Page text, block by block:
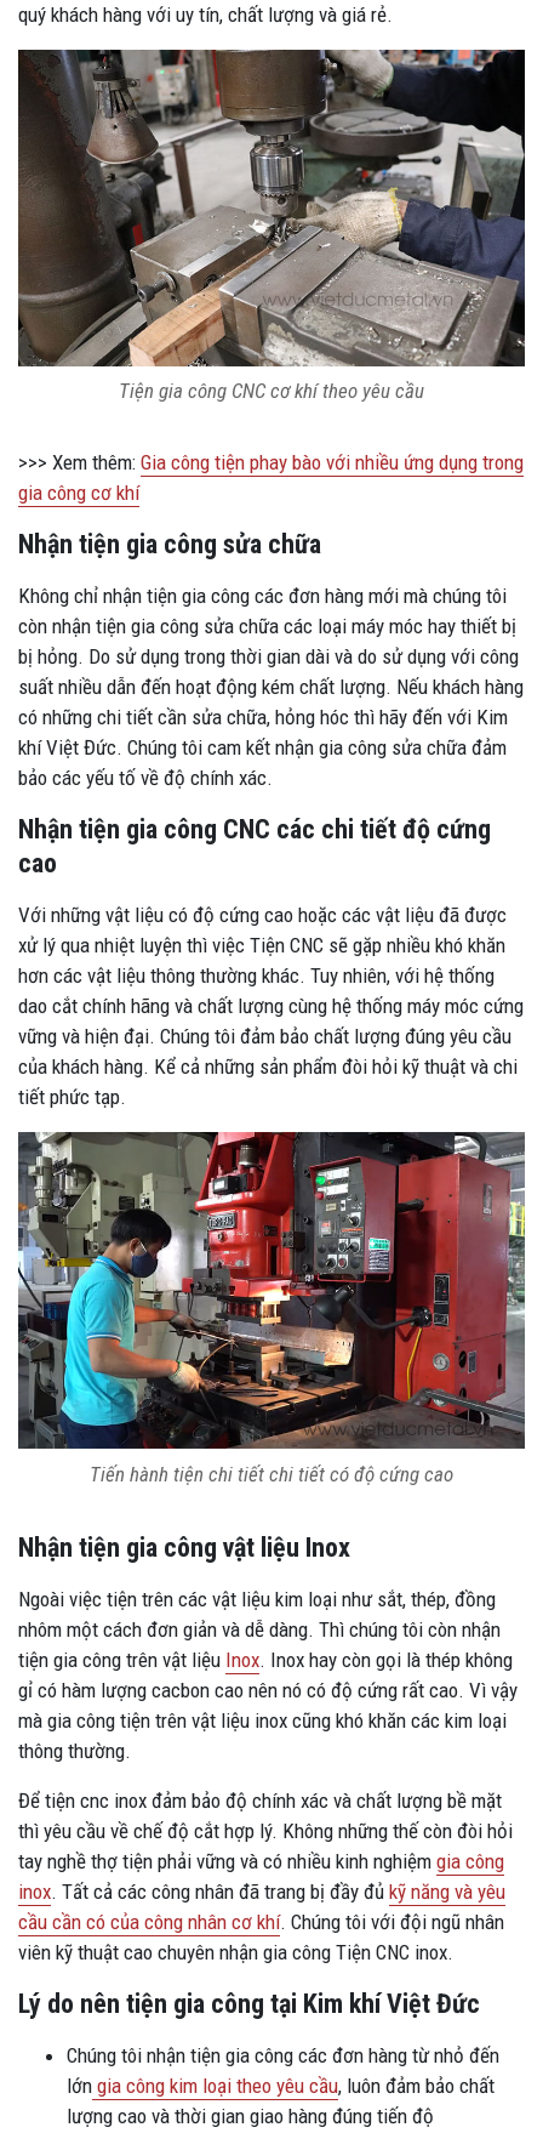
quý khách hàng với uy tín, chất lượng và giá rẻ.
Tiện gia công CNC cơ khí theo yêu cầu
>>> Xem thêm: Gia công tiện phay bào với nhiều ứng dụng trong
gia công cơ khí
Nhận tiện gia công sửa chữa
Không chỉ nhận tiện gia công các đơn hàng mới mà chúng tôi
còn nhận tiện gia công sửa chữa các loại máy móc hay thiết bị
bị hỏng. Do sử dụng trong thời gian dài và do sử dụng với công
suất nhiều dẫn đến hoạt động kém chất lượng. Nếu khách hàng
có những chi tiết cần sửa chữa, hỏng hóc thì hãy đến với Kim
khí Việt Đức. Chúng tôi cam kết nhận gia công sửa chữa đảm
bảo các yếu tố về độ chính xác.
Nhận tiện gia công CNC các chi tiết độ cứng
cao
Với những vật liệu có độ cứng cao hoặc các vật liệu đã được
xử lý qua nhiệt luyện thì việc Tiện CNC sẽ gặp nhiều khó khăn
hơn các vật liệu thông thường khác. Tuy nhiên, với hệ thống
dao cắt chính hãng và chất lượng cùng hệ thống máy móc cứng
vững và hiện đại. Chúng tôi đảm bảo chất lượng đúng yêu cầu
của khách hàng. Kể cả những sản phẩm đòi hỏi kỹ thuật và chi
tiết phức tạp.
Tiến hành tiện chi tiết chi tiết có độ cứng cao
Nhận tiện gia công vật liệu Inox
Ngoài việc tiện trên các vật liệu kim loại như sắt, thép, đồng
nhôm một cách đơn giản và dễ dàng. Thì chúng tôi còn nhận
tiện gia công trên vật liệu Inox. Inox hay còn gọi là thép không
gỉ có hàm lượng cacbon cao nên nó có độ cứng rất cao. Vì vậy
mà gia công tiện trên vật liệu inox cũng khó khăn các kim loại
thông thường.
Để tiện cnc inox đảm bảo độ chính xác và chất lượng bề mặt
thì yêu cầu về chế độ cắt hợp lý. Không những thế còn đòi hỏi
tay nghề thợ tiện phải vững và có nhiều kinh nghiệm gia công
inox. Tất cả các công nhân đã trang bị đầy đủ kỹ năng và yêu
cầu cần có của công nhân cơ khí. Chúng tôi với đội ngũ nhân
viên kỹ thuật cao chuyên nhận gia công Tiện CNC inox.
Lý do nên tiện gia công tại Kim khí Việt Đức
Chúng tôi nhận tiện gia công các đơn hàng từ nhỏ đến
lớn gia công kim loại theo yêu cầu, luôn đảm bảo chất
lượng cao và thời gian giao hàng đúng tiến độ